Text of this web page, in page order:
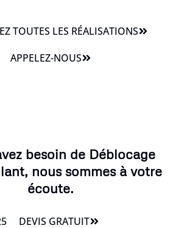
TOUTES LES RÉALISATIONS
APPELEZ-NOUS
besoin de Déblocage
nous sommes à votre
écoute.
DEVIS GRATUIT